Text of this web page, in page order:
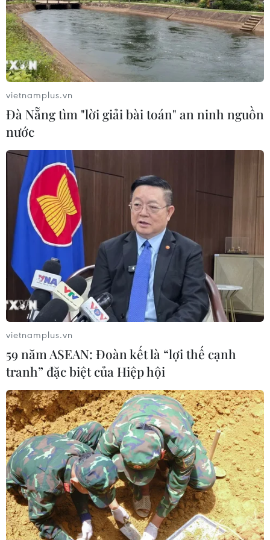
Xem thêm
Tổng Biên tập: TRẦN TIẾN DUẨN
Phó Tổng Biên tập: NGUYỄN THỊ TÁM, KHÚC THANH
THỦY
Sở hữu trí tuệ
Quy định sử dụng
RSS
Hỗ trợ
Ngôn ngữ
TTXVN
Dịch vụ tin
Quảng cáo
Liên hệ
cấp ngày 11/9/2008.
Quảng cáo: Phó TBT Nguyễn Thị Tám: 093.5958688, Email:
tamvna@gmail.com
Điện thoại: (024) 39411349 - (024) 39411348, Fax: (024)
39411348
Email:vietnamplus2008@gmail.com
© Bản quyền thuộc về VietnamPlus, TTXVN. Cấm sao chép dưới
mọi hình thức nếu không có sự chấp thuận bằng văn bản.
vietnamplus.vn
Đà Nẵng tìm "lời giải bài toán" an ninh nguồn
nước
vietnamplus.vn
59 năm ASEAN: Đoàn kết là “lợi thế cạnh
tranh” đặc biệt của Hiệp hội